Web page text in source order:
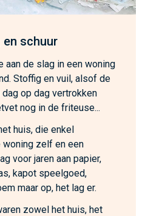
en schuur
aan de slag in een woning
Stoffig en vuil, alsof de
op dag vertrokken
nog in de friteuse...
huis, die enkel
zelf en een
voor jaren aan papier,
kapot speelgoed,
maar op, het lag er.
zowel het huis, het